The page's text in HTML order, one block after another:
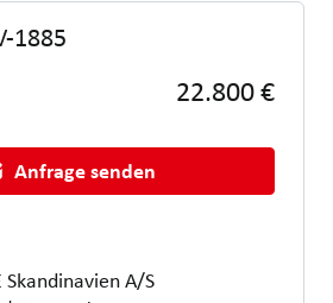
1885
22.800 €
Anfrage senden
Skandinavien A/S